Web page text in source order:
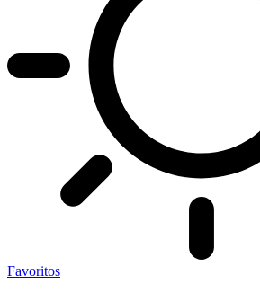
Favoritos